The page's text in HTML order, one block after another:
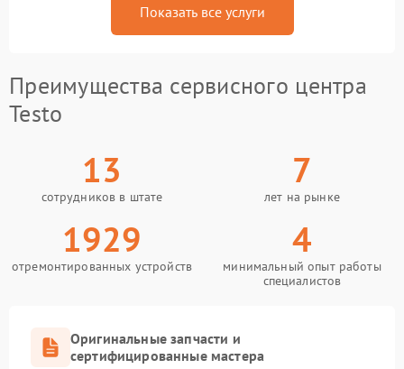
Показать все услуги
Преимущества сервисного центра
Testo
13
сотрудников в штате
7
лет на рынке
1929
отремонтированных устройств
4
минимальный опыт работы
специалистов
Оригинальные запчасти и
сертифицированные мастера